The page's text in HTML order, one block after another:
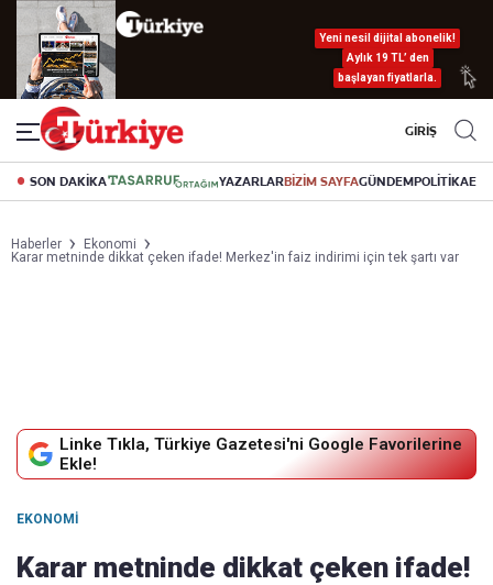
Yeni nesil dijital abonelik!
Aylık 19 TL’ den
başlayan fiyatlarla.
GİRİŞ
SON DAKİKA YAZARLARBİZİM SAYFAGÜNDEMPOLİTİKA
Haberler
Ekonomi
Karar metninde dikkat çeken ifade! Merkez'in faiz indirimi için tek şartı var
Linke Tıkla, Türkiye Gazetesi'ni Google Favorilerine
Ekle!
EKONOMI
Karar metninde dikkat çeken ifade!